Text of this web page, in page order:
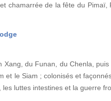
chamarrée de la fête du
du Funan, du Chenla,
et le Siam ; colonisés et
luttes intestines et la guerre